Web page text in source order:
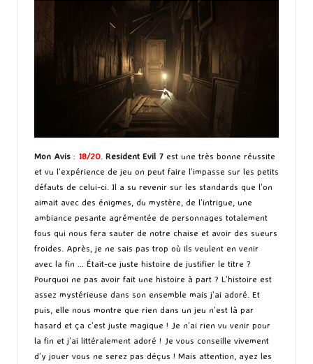
Mon Avis : 18/20 Resident Evil 7 est une très bonne réussite
et vu l’expérience de jeu on peut faire l’impasse sur les petits
défauts de celui-ci. Il a su revenir sur les standards que l’on
aimait avec des énigmes, du mystère, de l’intrigue, une
ambiance pesante agrémentée de personnages totalement
fous qui nous fera sauter de notre chaise et avoir des sueurs
froides. Après, je ne sais pas trop où ils veulent en venir
avec la fin … Était-ce juste histoire de justifier le titre ?
Pourquoi ne pas avoir fait une histoire à part ? L’histoire est
assez mystérieuse dans son ensemble mais j’ai adoré. Et
puis, elle nous montre que rien dans un jeu n’est là par
hasard et ça c’est juste magique ! Je n’ai rien vu venir pour
la fin et j’ai littéralement adoré ! Je vous conseille vivement
d’y jouer vous ne serez pas déçus ! Mais attention, ayez les